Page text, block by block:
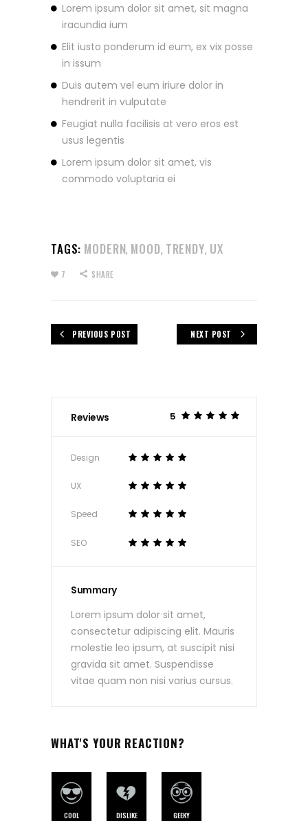
Lorem ipsum dolor sit amet, sit magna
iracundia ium
Elit iusto ponderum id eum, ex vix posse
in issum
Duis autem vel eum iriure dolor in
hendrerit in vulputate
Feugiat nulla facilisis at vero eros est
usus legentis
Lorem ipsum dolor sit amet, vis
commodo voluptaria ei
TAGS: MODERN, MOOD, TRENDY, UX
7 SHARE
PREVIOUS POST NEXT POST
Reviews 5
Design
UX
Speed
SEO
Summary
Lorem ipsum dolor sit amet,
consectetur adipiscing elit. Mauris
molestie leo ipsum, at suscipit nisi
gravida sit amet. Suspendisse
vitae quam non nisi varius cursus.
WHAT'S YOUR REACTION?
COOL
DISLIKE
GEEKY